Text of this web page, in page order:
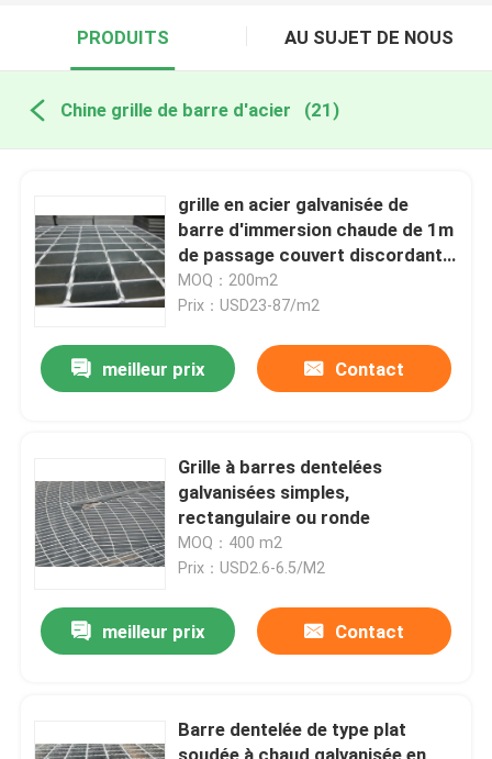
PRODUITS AU SUJET DE NOUS
Chine grille de barre d'acier (21)
grille en acier galvanisée de
barre d'immersion chaude de 1m
de passage couvert discordant
en acier de sécurité
MOQ：200m2
Prix：USD23-87/m2
meilleur prix Contact
Grille à barres dentelées
galvanisées simples,
rectangulaire ou ronde
MOQ：400 m2
Prix：USD2.6-6.5/M2
meilleur prix Contact
Barre dentelée de type plat
soudée à chaud galvanisée en